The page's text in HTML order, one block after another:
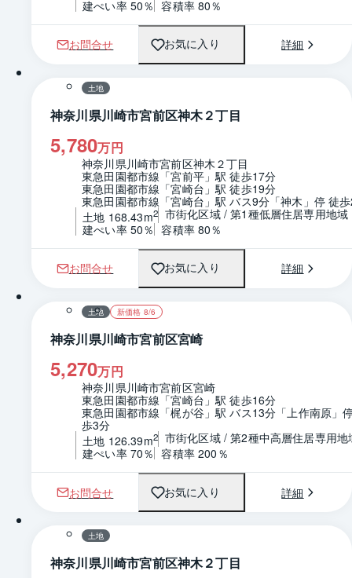
建ぺい率 50％ 容積率 80％
お問合せ お気に入り 詳細
1 / 0 区画図
土地
神奈川県川崎市宮前区神木２丁目
5,780万円
神奈川県川崎市宮前区神木２丁目
東急田園都市線「宮前平」駅 徒歩17分
東急田園都市線「宮崎台」駅 徒歩19分
東急田園都市線「宮崎台」駅 バス9分「神木」停 徒
土地 168.43m2 市街化区域 / 第1種低層住居専用地域
建ぺい率 50％ 容積率 80％
お問合せ お気に入り 詳細
1 / 0 区画図
土地 新価格 8/6
神奈川県川崎市宮前区宮崎
5,270万円
神奈川県川崎市宮前区宮崎
東急田園都市線「宮崎台」駅 徒歩16分
東急田園都市線「梶が谷」駅 バス13分「上作南原」
歩3分
土地 126.39m2 市街化区域 / 第2種中高層住居専用地
建ぺい率 70％ 容積率 200％
お問合せ お気に入り 詳細
1 / 0 区画図
土地
神奈川県川崎市宮前区神木２丁目